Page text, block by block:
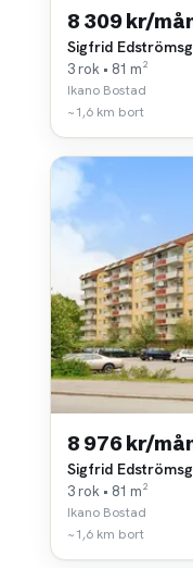
8 309 kr/
Sigfrid
3 rok • 81 m²
Ikano Bostad
~1,6 km bort
8 976 kr/
Sigfrid
3 rok • 81 m²
Ikano Bostad
~1,6 km bort